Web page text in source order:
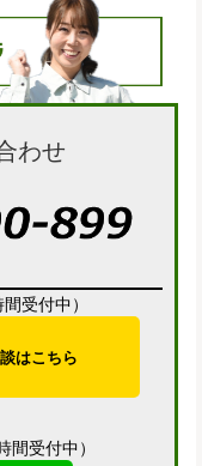
わせ
受付中）
はこちら
受付中）